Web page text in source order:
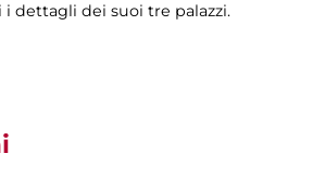
dettagli dei suoi tre palazzi.